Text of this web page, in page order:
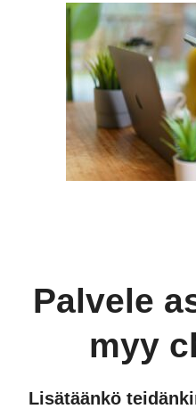
Palvele
myy
Lisätäänkö